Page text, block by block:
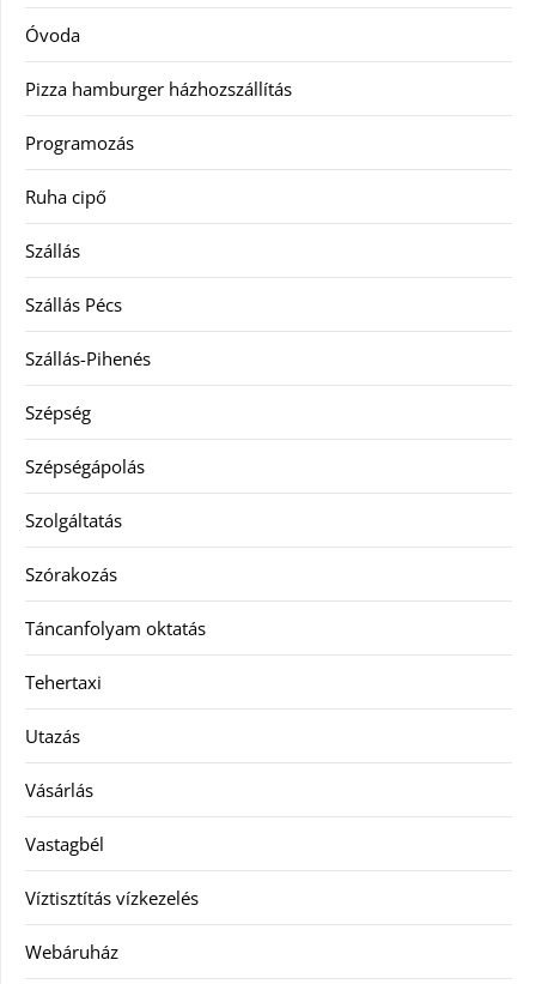
Óvoda
Pizza hamburger házhozszállítás
Programozás
Ruha cipő
Szállás
Szállás Pécs
Szállás-Pihenés
Szépség
Szépségápolás
Szolgáltatás
Szórakozás
Táncanfolyam oktatás
Tehertaxi
Utazás
Vásárlás
Vastagbél
Víztisztítás vízkezelés
Webáruház